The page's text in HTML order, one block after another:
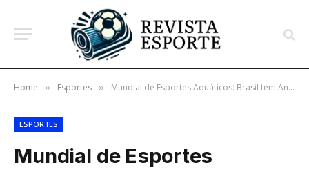
Home » Esportes » Mundial de Esportes Aquáticos: Brasil tem Ana Marcela como trunfo por pódio
ESPORTES
Mundial de Esportes